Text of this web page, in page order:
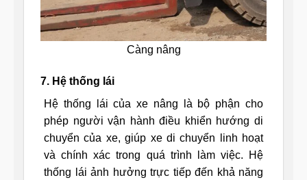
Càng nâng
7. Hệ thống lái
Hệ thống lái của xe nâng là bộ phận cho
phép người vận hành điều khiển hướng di
chuyển của xe, giúp xe di chuyển linh hoạt
và chính xác trong quá trình làm việc. Hệ
thống lái ảnh hưởng trực tiếp đến khả năng